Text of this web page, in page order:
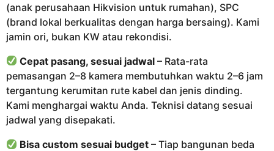
(anak perusahaan Hikvision untuk rumahan), SPC
(brand lokal berkualitas dengan harga bersaing). Kami
jamin ori, bukan KW atau rekondisi.
Cepat pasang, sesuai jadwal – Rata-rata
pemasangan 2–8 kamera membutuhkan waktu 2–6 jam
tergantung kerumitan rute kabel dan jenis dinding.
Kami menghargai waktu Anda. Teknisi datang sesuai
jadwal yang disepakati.
Bisa custom sesuai budget – Tiap bangunan beda